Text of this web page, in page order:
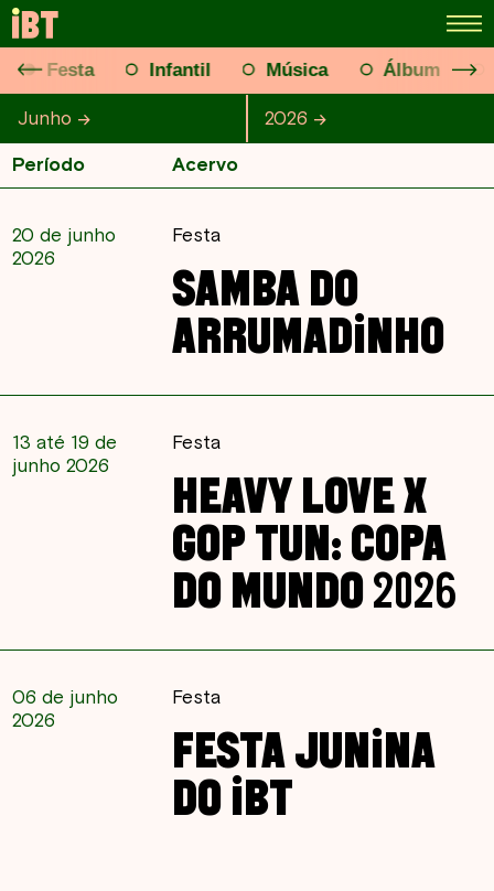
Festa Infantil Música Álbum
Junho
Junho Setembro
2026
2026
Período Acervo
20 de junho
2026
Festa
SAMBA DO
ARRUMADINHO
13 até 19 de
junho 2026
Festa
HEAVY LOVE X
GOP TUN: COPA
DO MUNDO 2026
06 de junho
2026
Festa
FESTA JUNINA
DO IBT